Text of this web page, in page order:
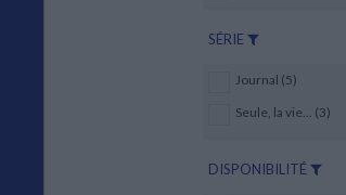
SÉRIE
Journal (5)
Seule, la vie... (3)
DISPONIBILITÉ